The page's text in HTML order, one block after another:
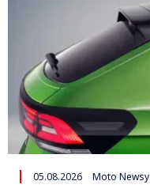
05.08.2026 Moto Newsy